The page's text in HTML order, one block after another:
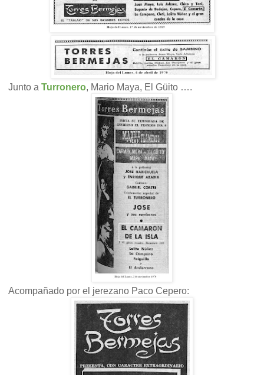
Junto a Turronero, Mario Maya, El Güito ….
Acompañado por el jerezano Paco Cepero: